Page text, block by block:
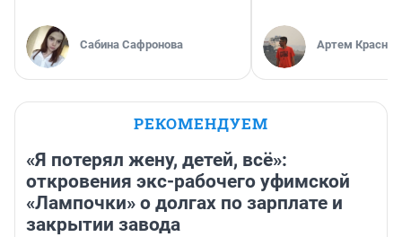
Сабина Сафронова Артем Краснов
РЕКОМЕНДУЕМ
«Я потерял жену, детей, всё»:
откровения экс-рабочего уфимской
«Лампочки» о долгах по зарплате и
закрытии завода